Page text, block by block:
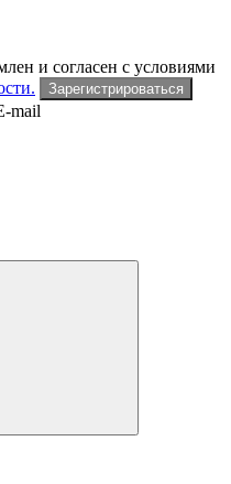
и согласен с условиями
Зарегистрироваться
mail